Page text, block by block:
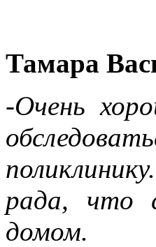
Тамара
-Очень
рада, что
домом.